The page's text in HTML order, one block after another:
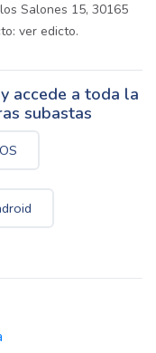
Salones 15, 30165
ver edicto.
accede a toda la
subastas